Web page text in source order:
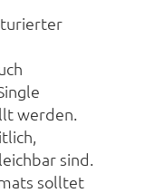
werden.
sind.
solltet